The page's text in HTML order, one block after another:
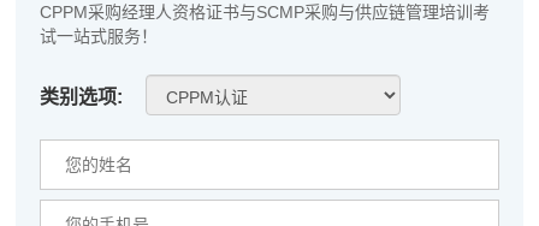
CPPM采购经理人资格证书与SCMP采购与供应链管理培训考
试一站式服务！
类别选项:
越* 181****6847 2026-08-05
186****9457 2026-08-05
肖**
吴**